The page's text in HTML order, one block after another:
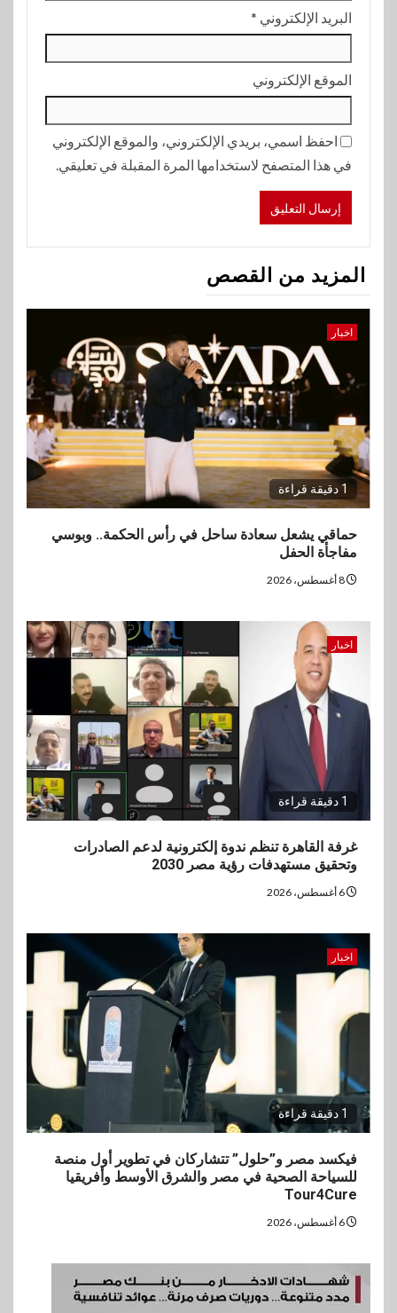
البريد الإلكتروني *
الموقع الإلكتروني
احفظ اسمي، بريدي الإلكتروني، والموقع الإلكتروني
في هذا المتصفح لاستخدامها المرة المقبلة في تعليقي.
المزيد من القصص
اخبار
1 دقيقة قراءة
حماقي يشعل سعادة ساحل في رأس الحكمة.. وبوسي
مفاجأة الحفل
اخبار
1 دقيقة قراءة
غرفة القاهرة تنظم ندوة إلكترونية لدعم الصادرات
وتحقيق مستهدفات رؤية مصر 2030
اخبار
1 دقيقة قراءة
فيكسد مصر و”حلول” تتشاركان في تطوير أول منصة
للسياحة الصحية في مصر والشرق الأوسط وأفريقيا
Tour4Cure